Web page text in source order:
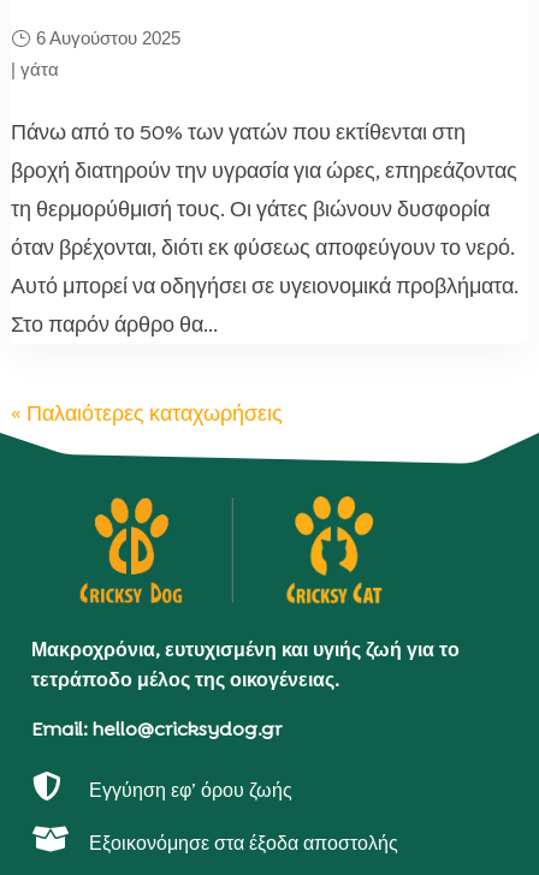
6 Αυγούστου 2025
| γάτα
Πάνω από το 50% των γατών που εκτίθενται στη
βροχή διατηρούν την υγρασία για ώρες, επηρεάζοντας
τη θερμορύθμισή τους. Οι γάτες βιώνουν δυσφορία
όταν βρέχονται, διότι εκ φύσεως αποφεύγουν το νερό.
Αυτό μπορεί να οδηγήσει σε υγειονομικά προβλήματα.
Στο παρόν άρθρο θα...
« Παλαιότερες καταχωρήσεις
Μακροχρόνια, ευτυχισμένη και υγιής ζωή για το
τετράποδο μέλος της οικογένειας.
Email: hello@cricksydog.gr
 Εγγύηση εφ’ όρου ζωής
 Εξοικονόμησε στα έξοδα αποστολής